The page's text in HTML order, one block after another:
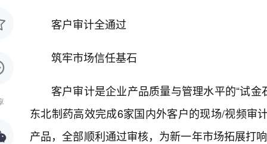
客户审计全通过
筑牢市场信任基石
客户审计是企业产品质量与管理水平的“试
东北制药高效完成6家国内外客户的现场/视频审
产品，全部顺利通过审核，为新一年市场拓展打